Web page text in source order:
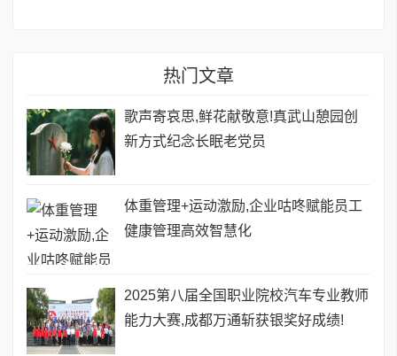
热门文章
歌声寄哀思,鲜花献敬意!真武山憩园创
新方式纪念长眠老党员
​体重管理+运动激励,企业咕咚赋能员工
健康管理高效智慧化
2025第八届全国职业院校汽车专业教师
能力大赛,成都万通斩获银奖好成绩!